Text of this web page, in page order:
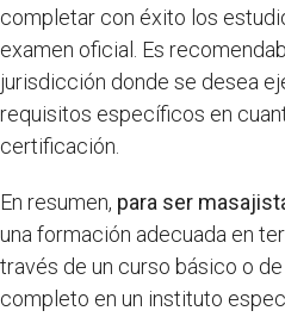
completar con éxito los
examen oficial. Es
jurisdicción donde se desea
requisitos específicos en
certificación.
En resumen, para ser
una formación adecuada en
través de un curso básico o
completo en un instituto